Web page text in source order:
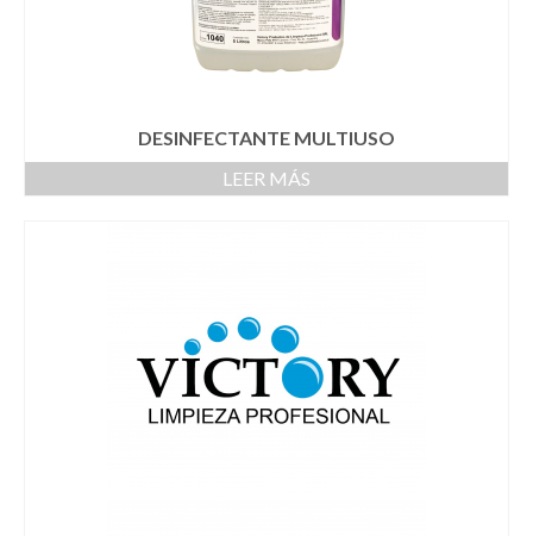
DESINFECTANTE MULTIUSO
LEER MÁS